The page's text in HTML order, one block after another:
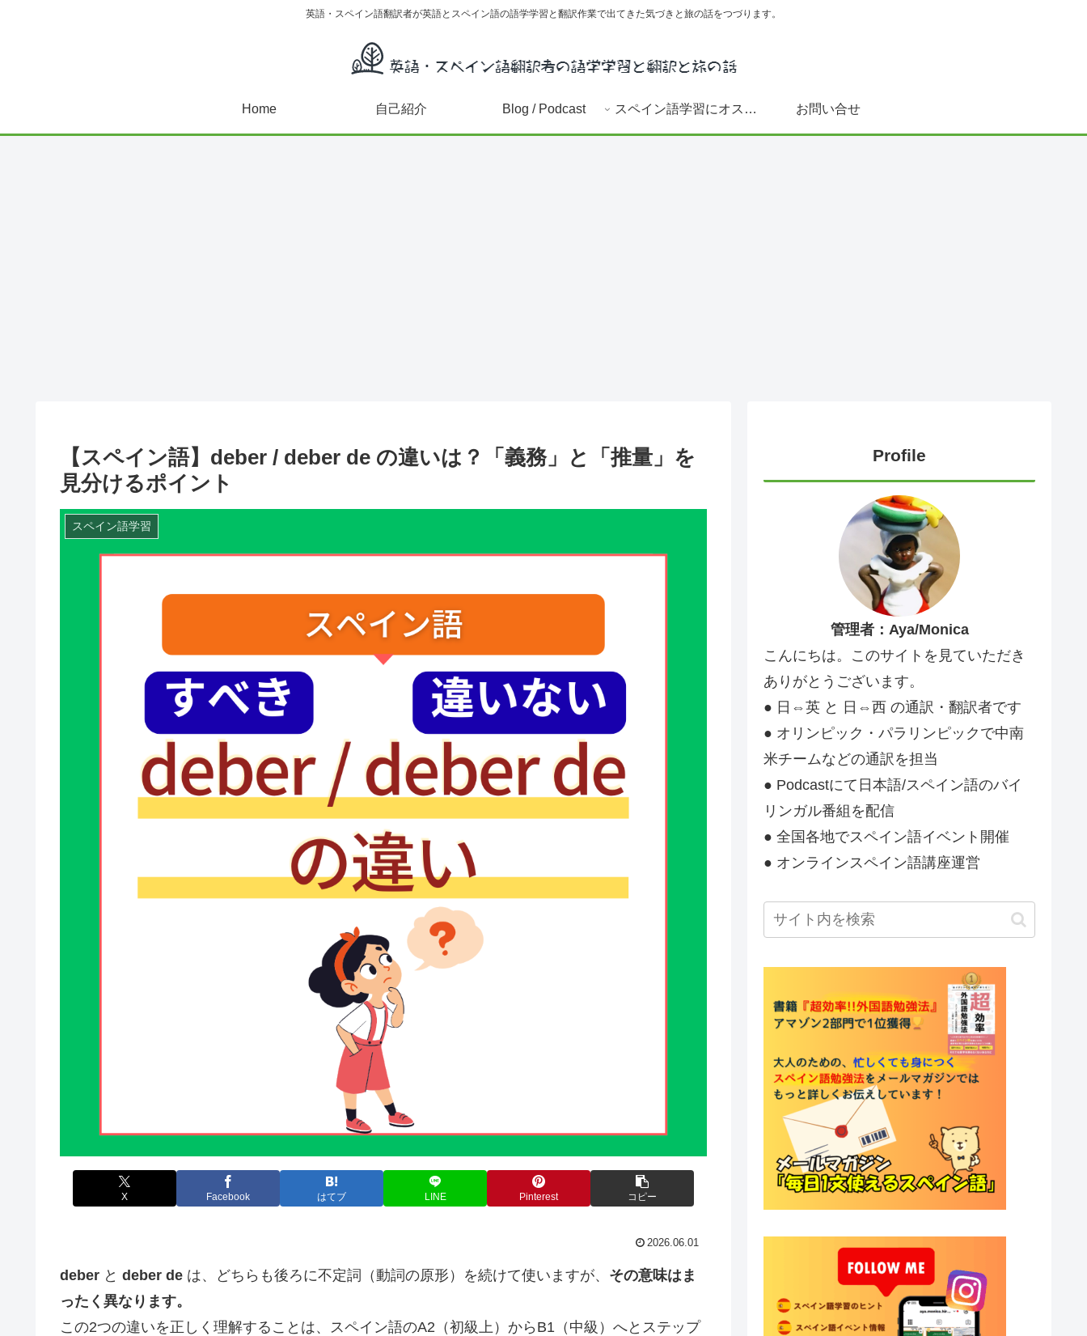
英語・スペイン語翻訳者が英語とスペイン語の語学学習と翻訳作業で出てきた気づきと旅の話をつづります。
Home 自己紹介 Blog / Podcast スペイン語学習にオススメ書籍(文法～DELE対策まで) お問い合せ
【スペイン語】deber / deber de の違いは？「義務」と「推量」を
見分けるポイント
スペイン語学習
X Facebook はてブ LINE Pinterest コピー
2026.06.01
deber と deber de は、どちらも後ろに不定詞（動詞の原形）を続けて使いますが、 その意味はま
ったく異なります。
この2つの違いを正しく理解することは、スペイン語のA2（初級上）からB1（中級）へとステップ
Profile
管理者：Aya/Monica
こんにちは。このサイトを見ていただき
ありがとうございます。
● 日⇔英 と 日⇔西 の通訳・翻訳者です
● オリンピック・パラリンピックで中南
米チームなどの通訳を担当
● Podcastにて日本語/スペイン語のバイ
リンガル番組を配信
● 全国各地でスペイン語イベント開催
● オンラインスペイン語講座運営